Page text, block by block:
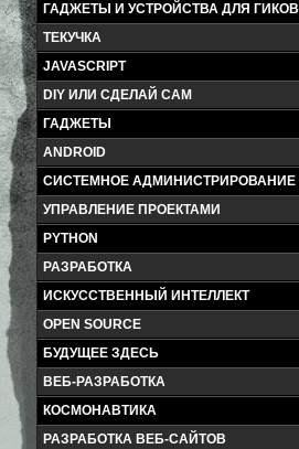
ГАДЖЕТЫ И УСТРОЙСТВА ДЛЯ ГИКОВ
ТЕКУЧКА
JAVASCRIPT
DIY ИЛИ СДЕЛАЙ САМ
ГАДЖЕТЫ
ANDROID
СИСТЕМНОЕ АДМИНИСТРИРОВАНИЕ
УПРАВЛЕНИЕ ПРОЕКТАМИ
PYTHON
РАЗРАБОТКА
ИСКУССТВЕННЫЙ ИНТЕЛЛЕКТ
OPEN SOURCE
БУДУЩЕЕ ЗДЕСЬ
ВЕБ-РАЗРАБОТКА
КОСМОНАВТИКА
РАЗРАБОТКА ВЕБ-САЙТОВ